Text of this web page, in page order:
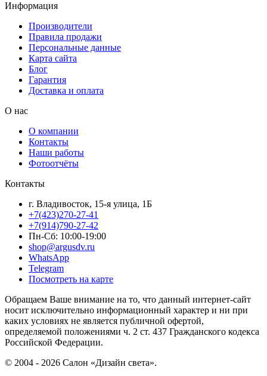
Информация
Производители
Правила продажи
Персональные данные
Карта сайта
Блог
Гарантия
Доставка и оплата
О нас
О компании
Контакты
Наши работы
Фотоотчёты
Контакты
г. Владивосток, 15-я улица, 1Б
+7(423)270-27-41
+7(914)790-27-42
Пн-Сб: 10:00-19:00
shop@argusdv.ru
WhatsApp
Telegram
Посмотреть на карте
Обращаем Ваше внимание на то, что данный интернет-сайт
носит исключительно информационный характер и ни при
каких условиях не является публичной офертой,
определяемой положениями ч. 2 ст. 437 Гражданского кодекса
Российской Федерации.
© 2004 - 2026 Салон «Дизайн света».